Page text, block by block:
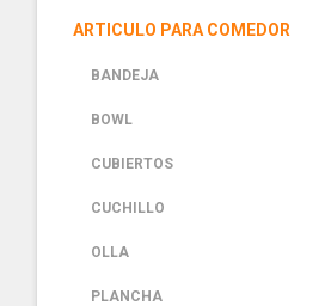
ARTICULO PARA COMEDOR
BANDEJA
BOWL
CUBIERTOS
CUCHILLO
OLLA
PLANCHA